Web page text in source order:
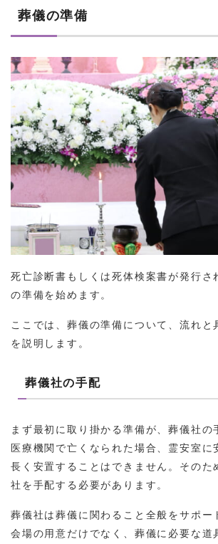
葬儀の準備
死亡診断書もしくは死体検案書が発行さ
の準備を始めます。
ここでは、葬儀の準備について、流れと
を説明します。
葬儀社の手配
まず最初に取り掛かる準備が、葬儀社の
医療機関で亡くなられた場合、霊安室に
長く安置することはできません。そのた
社を手配する必要があります。
葬儀社は葬儀に関わること全般をサポー
会場の用意だけでなく、葬儀に必要な道